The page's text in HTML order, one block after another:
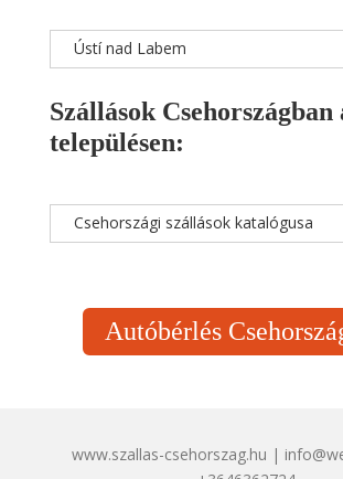
Ústí nad Labem
Szállások Csehországban
településen:
Csehországi szállások katalógusa
Autóbérlés
www.szallas-csehorszag.hu |